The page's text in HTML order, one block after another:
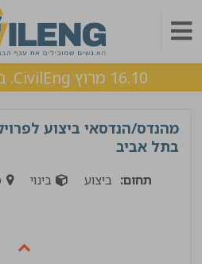
16.10 מרוץ CivilEng. בואו להירשם >>
מהנדס/הנדסאי ביצוע
בתל אביב
תחום: ביצוע בינוי